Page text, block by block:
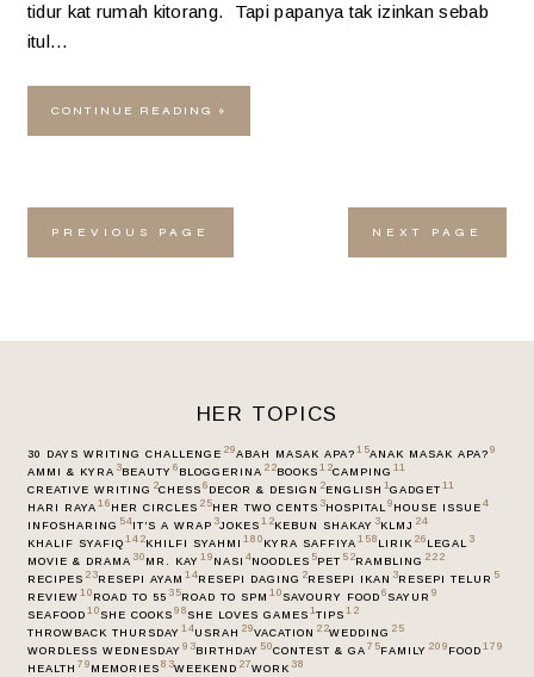
tidur kat rumah kitorang. Tapi papanya tak izinkan sebab
itul…
CONTINUE READING »
PREVIOUS PAGE NEXT PAGE
HER TOPICS
30 DAYS WRITING CHALLENGE 29ABAH MASAK APA? 15ANAK MASAK APA? 9
AMMI & KYRA 3BEAUTY 6 BLOGGERINA 22BOOKS 12CAMPING 11
CREATIVE WRITING 2CHESS 6 DECOR & DESIGN 2ENGLISH 1GADGET 11
HARI RAYA 16 HER CIRCLES 25HER TWO CENTS 3HOSPITAL9 HOUSE ISSUE 4
INFOSHARING 54IT’S A WRAP 3JOKES 12KEBUN SHAKAY 3KLMJ 24
KHALIF SYAFIQ 142KHILFI SYAHMI 180 KYRA SAFFIYA 158 LIRIK 26 LEGAL3
MOVIE & DRAMA 30 MR. KAY 19 NASI 4NOODLES 5PET 52RAMBLING 222
RECIPES 23RESEPI AYAM 14RESEPI DAGING 2RESEPI IKAN 3RESEPI TELUR 5
REVIEW 10 ROAD TO 55 35ROAD TO SPM 10 SAVOURY FOOD 6 SAYUR 9
SEAFOOD 10 SHE COOKS 98 SHE LOVES GAMES 1TIPS 12
THROWBACK THURSDAY 14USRAH 29VACATION 22WEDDING 25
WORDLESS WEDNESDAY 93BIRTHDAY 50CONTEST & GA 75FAMILY 209 FOOD 179
HEALTH 79 MEMORIES 83WEEKEND 27WORK 38